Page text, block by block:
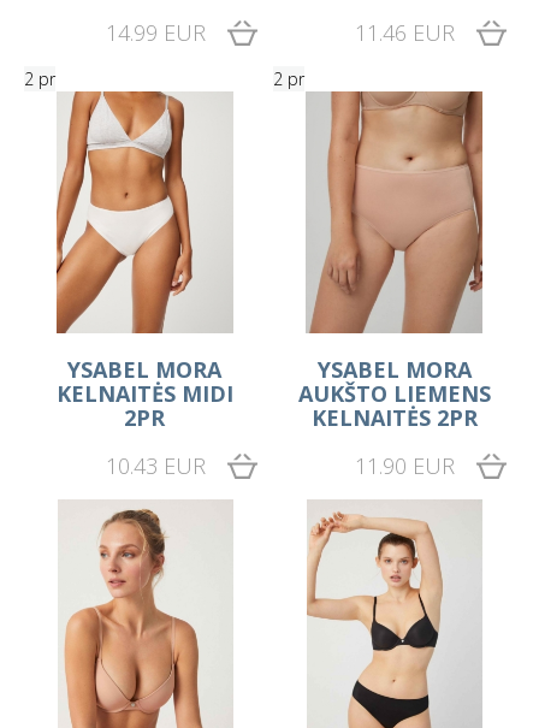
14.99 EUR 11.46 EUR
2 pr
YSABEL MORA
KELNAITĖS MIDI
2PR
10.43 EUR
2 pr
YSABEL MORA
AUKŠTO LIEMENS
KELNAITĖS 2PR
11.90 EUR